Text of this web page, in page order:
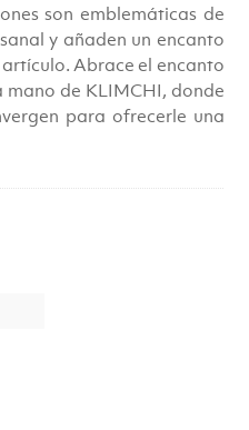
son emblemáticas de
y añaden un encanto
Abrace el encanto
de KLIMCHI, donde
para ofrecerle una